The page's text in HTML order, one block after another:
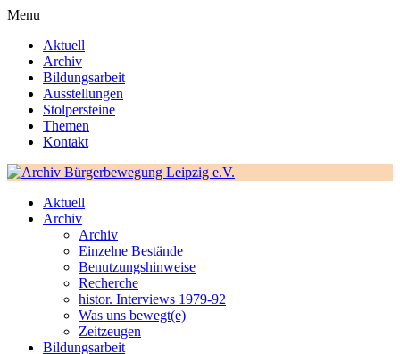
Menu
Aktuell
Archiv
Bildungsarbeit
Ausstellungen
Stolpersteine
Themen
Kontakt
Aktuell
Archiv
Archiv
Einzelne Bestände
Benutzungshinweise
Recherche
histor. Interviews 1979-92
Was uns bewegt(e)
Zeitzeugen
Bildungsarbeit